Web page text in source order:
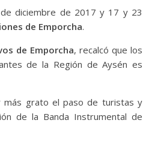
diciembre de 2017 y 17 y 23
de Emporcha.
de Emporcha, recalcó que los
de la Región de Aysén es
más grato el paso de turistas y
de la Banda Instrumental de